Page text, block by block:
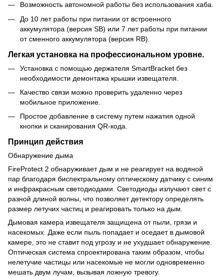
Возможность автономной работы без использования хаба.
До 10 лет работы при питании от встроенного
аккумулятора (версия SB) или 7 лет работы при питании
от сменного аккумулятора (версия RB).
Легкая установка на профессиональном уровне.
Установка с помощью держателя SmartBracket без
необходимости демонтажа крышки извещателя.
Качество связи можно проверить удаленно через
мобильное приложение.
Простое добавление в систему путем нажатия одной
кнопки и сканирования QR-кода.
Принцип действия
Обнаружение дыма
FireProtect 2 обнаруживает дым и не реагирует на водяной
пар благодаря биспектральному оптическому датчику с синим
и инфракрасным светодиодами. Светодиоды излучают свет с
разной длиной волны, что позволяет детектору определять
размер летучих частиц и реагировать только на дым.
Дымовая камера извещателя защищена от пыли, грязи и
насекомых. Даже если пыль попадает и оседает в дымовой
камере, это не ставит под угрозу и не ухудшает обнаружение.
Оптическая система спроектирована таким образом, чтобы
нелетучие частицы или насекомые не могли одновременно
мешать двум лучам, вызывая ложную тревогу.